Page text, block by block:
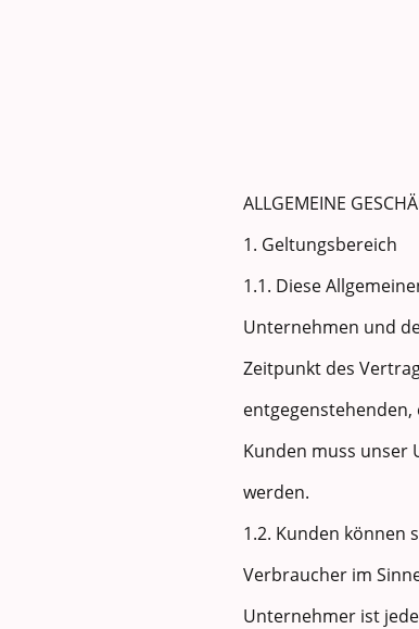
ALLGEMEINE
1. Geltungsbereich
1.1. Diese
Unternehmen und
Zeitpunkt des
Kunden muss unser
werden.
1.2. Kunden können
Verbraucher im
Unternehmer ist